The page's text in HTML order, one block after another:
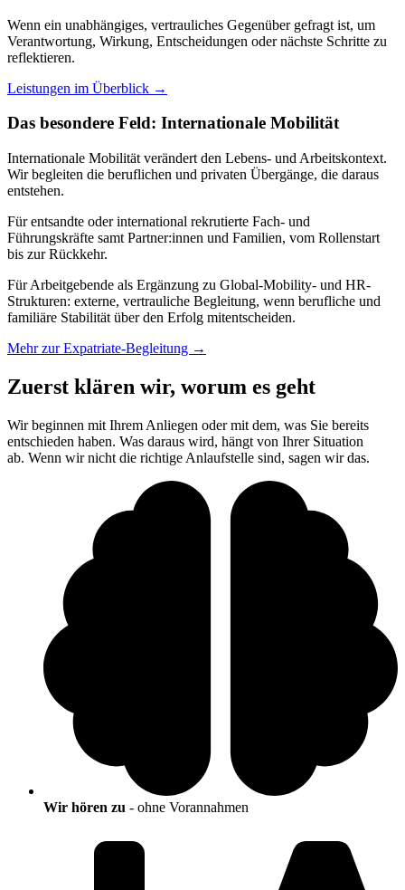
Wenn ein unabhängiges, vertrauliches Gegenüber gefragt ist, um
Verantwortung, Wirkung, Entscheidungen oder nächste Schritte zu
reflektieren.
Leistungen im Überblick →
Das besondere Feld: Internationale Mobilität
Internationale Mobilität verändert den Lebens- und Arbeitskontext.
Wir begleiten die beruflichen und privaten Übergänge, die daraus
entstehen.
Für entsandte oder international rekrutierte Fach- und
Führungskräfte samt Partner:innen und Familien, vom Rollenstart
bis zur Rückkehr.
Für Arbeitgebende als Ergänzung zu Global-Mobility- und HR-
Strukturen: externe, vertrauliche Begleitung, wenn berufliche und
familiäre Stabilität über den Erfolg mitentscheiden.
Mehr zur Expatriate-Begleitung →
Zuerst klären wir, worum es geht
Wir beginnen mit Ihrem Anliegen oder mit dem, was Sie bereits
entschieden haben. Was daraus wird, hängt von Ihrer Situation
ab. Wenn wir nicht die richtige Anlaufstelle sind, sagen wir das.
Wir hören zu - ohne Vorannahmen